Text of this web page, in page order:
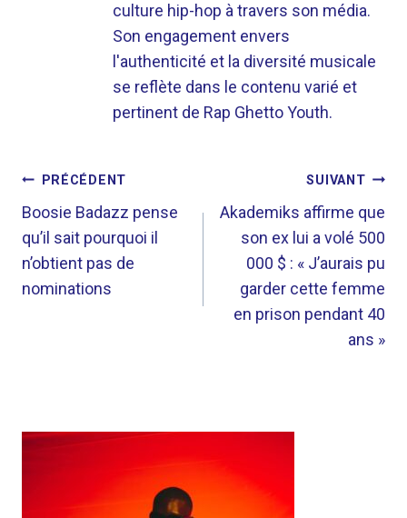
culture hip-hop à travers son média.
Son engagement envers
l'authenticité et la diversité musicale
se reflète dans le contenu varié et
pertinent de Rap Ghetto Youth.
NAVIGATION
DE
L’ARTICLE
PRÉCÉDENT
Boosie Badazz pense
qu’il sait pourquoi il
n’obtient pas de
nominations
SUIVANT
Akademiks affirme que
son ex lui a volé 500
000 $ : « J’aurais pu
garder cette femme
en prison pendant 40
ans »